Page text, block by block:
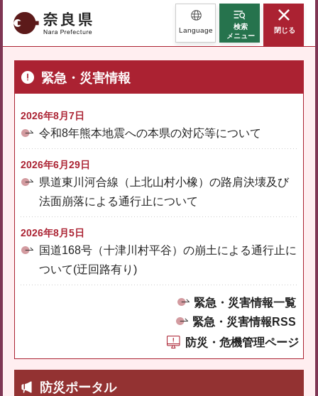
奈良県 Language
検索
メニュー
閉じる
緊急・災害情報
2026年8月7日
令和8年熊本地震への本県の対応等について
2026年6月29日
県道東川河合線（上北山村小橡）の路肩決壊及び
法面崩落による通行止について
2026年8月5日
国道168号（十津川村平谷）の崩土による通行止に
ついて(迂回路有り)
緊急・災害情報一覧
緊急・災害情報RSS
防災・危機管理ページ
防災ポータル